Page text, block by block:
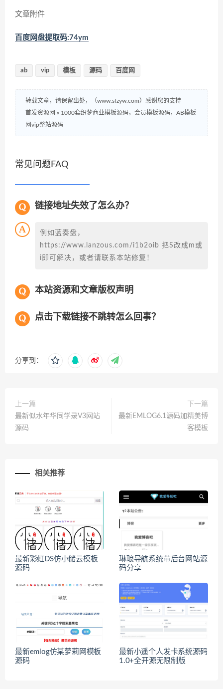
文章附件
百度网盘提取码:74ym
ab vip 模板 源码 百度网
转载文章，请保留出处，（www.sfzyw.com）感谢您的支持
首发资源网 » 1000套织梦商业模板源码，会员模板源码，AB模板
网vip整站源码
常见问题FAQ
链接地址失效了怎么办？
例如蓝奏盘，
https://www.lanzous.com/i1b2oib 把S改成m或
i即可解决，或者请联系本站修复！
本站资源和文章版权声明
点击下载链接不跳转怎么回事？
分享到：
上一篇
最新似水年华同学录V3网站
源码
下一篇
最新EMLOG6.1源码加精美博
客模板
相关推荐
最新彩虹DS仿小储云模板
源码
琳琅导航系统带后台网站源
码分享
最新emlog仿某萝莉网模板
源码
最新小遥个人发卡系统源码
1.0+全开源无限制版